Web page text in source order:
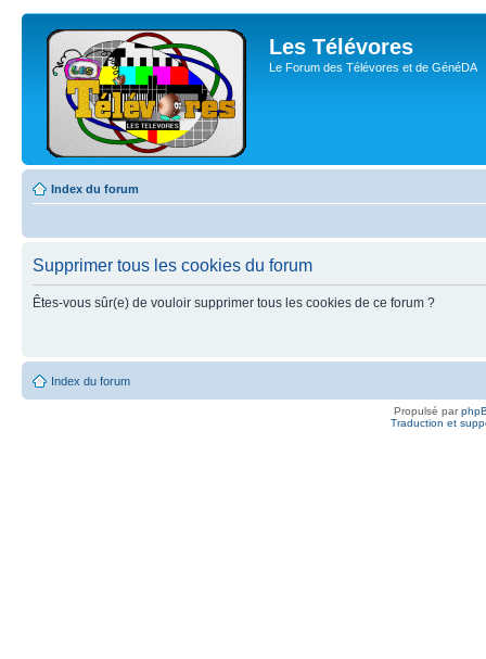
Les Télévores
Le Forum des Télévores et de GénéDA
Index du forum
Supprimer tous les cookies du forum
Êtes-vous sûr(e) de vouloir supprimer tous les cookies de ce forum ?
Index du forum
Propulsé par
Traduction et